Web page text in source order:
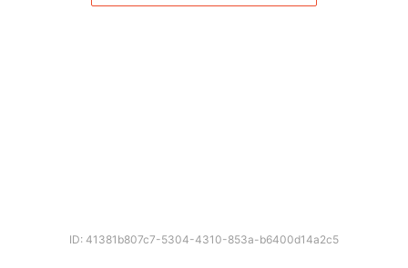
ID: 41381b807c7-5304-4310-853a-b6400d14a2c5